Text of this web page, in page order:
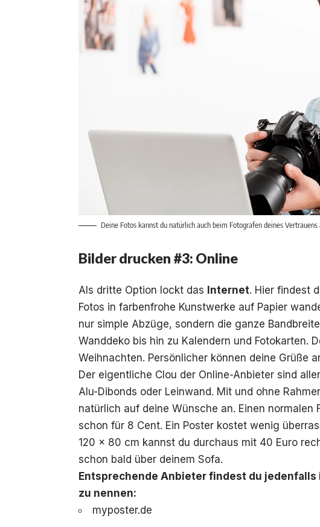
Deine Fotos kannst du natürlich auch beim Fotografen deines Vertrauens
Bilder drucken #3: Online
Als dritte Option lockt das Internet. Hier findest
Fotos in farbenfrohe Kunstwerke auf Papier
nur simple Abzüge, sondern die ganze
Wanddeko bis hin zu Kalendern und Fotokarten.
Weihnachten. Persönlicher können deine Grüße
Der eigentliche Clou der Online-Anbieter sind
Alu-Dibonds oder Leinwand. Mit und ohne
natürlich auf deine Wünsche an. Einen
schon für 8 Cent. Ein Poster kostet wenig
120 x 80 cm kannst du durchaus mit 40 Euro
schon bald über deinem Sofa.
Entsprechende Anbieter findest du jedenfalls
zu nennen:
myposter.de